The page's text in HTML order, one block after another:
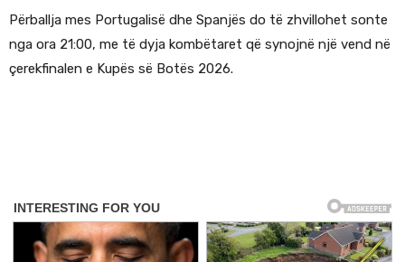
Përballja mes Portugalisë dhe Spanjës do të zhvillohet sonte
nga ora 21:00, me të dyja kombëtaret që synojnë një vend në
çerekfinalen e Kupës së Botës 2026.